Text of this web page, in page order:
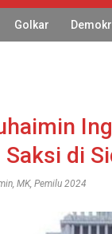
Golkar
di
MK, Pemilu 2024